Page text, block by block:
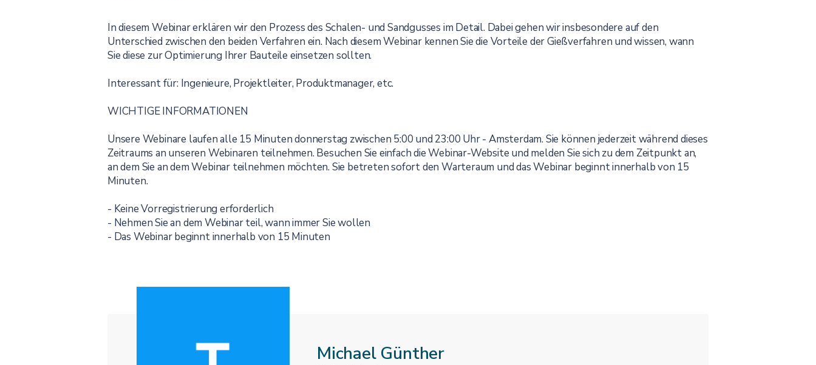
In diesem Webinar erklären wir den Prozess des Schalen- und Sandgusses im Detail. Dabei gehen wir insbesondere auf den
Unterschied zwischen den beiden Verfahren ein. Nach diesem Webinar kennen Sie die Vorteile der Gießverfahren und wissen, wann
Sie diese zur Optimierung Ihrer Bauteile einsetzen sollten.
Interessant für: Ingenieure, Projektleiter, Produktmanager, etc.
WICHTIGE INFORMATIONEN
Unsere Webinare laufen alle 15 Minuten donnerstag zwischen 5:00 und 23:00 Uhr - Amsterdam. Sie können jederzeit während dieses
Zeitraums an unseren Webinaren teilnehmen. Besuchen Sie einfach die Webinar-Website und melden Sie sich zu dem Zeitpunkt an,
an dem Sie an dem Webinar teilnehmen möchten. Sie betreten sofort den Warteraum und das Webinar beginnt innerhalb von 15
Minuten.
- Keine Vorregistrierung erforderlich
- Nehmen Sie an dem Webinar teil, wann immer Sie wollen
- Das Webinar beginnt innerhalb von 15 Minuten
Michael Günther